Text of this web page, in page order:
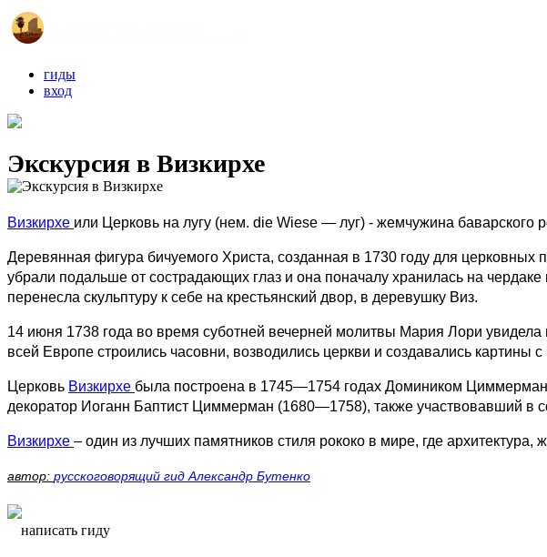
гиды
вход
Экскурсия в Визкирхе
Визкирхе или Церковь на лугу (нем. die Wiese — луг) - жемчужина
Деревянная фигура бичуемого Христа, созданная в 1730 году для
убрали подальше от сострадающих глаз и она поначалу хранилась на
перенесла скульптуру к себе на крестьянский двор, в деревушку Виз.
14 июня 1738 года во время суботней вечерней молитвы Мария Лори
всей Европе строились часовни, возводились церкви и создавались
Церковь Визкирхе была построена в 1745—1754 годах Домиником
декоратор Иоганн Баптист Циммерман (1680—1758), также участвовавший в
Визкирхе – один из лучших памятников стиля рококо в мире, где
автор: русскоговорящий гид Александр Бутенко
написать гиду